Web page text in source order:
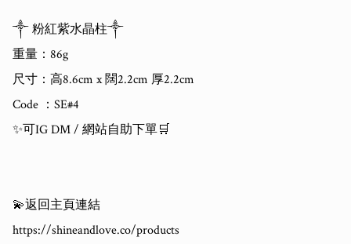
༒ 粉紅紫水晶柱༒
重量：86g
尺寸：高8.6cm x 闊2.2cm 厚2.2cm
Code ：SE#4
✨可IG DM / 網站自助下單🛒
💫返回主頁連結
https://shineandlove.co/products